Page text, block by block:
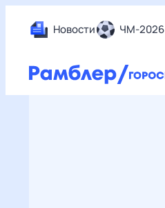
Новости ЧМ-2026